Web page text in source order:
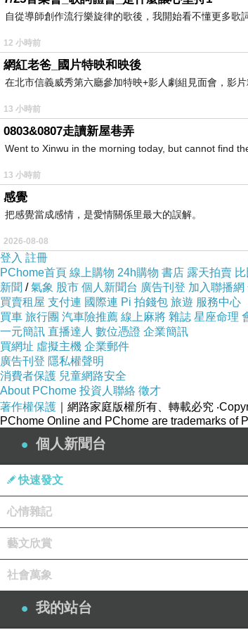
很多人跟我一樣，趁著免費期間來搭。
大坪林站是目前環狀線已通車部份中，唯一的地下站。
自從導師創作流行樂旋律的歌後，我開始看不懂更多
12 小時前
網紅老爸_國片特映和映後
在北市信義威秀第六廳參加特映+影人劇組見面會，影
13 小時前
0803&0807走讀新屋巷弄
Went to Xinwu in the morning today, but cannot find
13 小時前
感覺
把感覺當成感情，是愛情關係里最大的誤解。
2026-08-08
登入 註冊
PChome首頁 線上購物 24h購物 書店 露天拍賣
新聞 /氣象 股市 個人新聞台 廣告刊登 加入聯播網
買賣租屋 支付連 國際連 Pi 拍錢包 旅遊 服務中心
買車 旅行團 汽車險推薦 線上麻將 雜誌 星座命理
一元簡訊 直播達人 數位憑證 企業簡訊
買網址 虛擬主機 企業郵件
廣告刊登 隱私權聲明
消費者保護 兒童網路安全
About PChome 投資人聯絡 徵才
著作權保護 ｜網路家庭版權所有、轉載必究
PChome Online and PChome are trademarks of
個人新聞台
快速發文
心情雜記
藝文欣賞
社會萬象
我的站台